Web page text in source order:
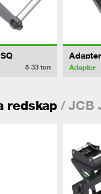
5-33 ton Adapter
redskap/ JCB